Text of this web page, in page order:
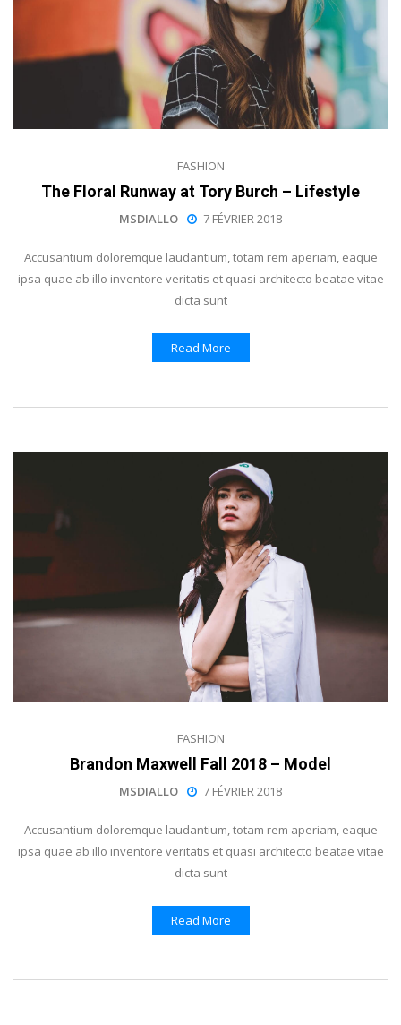
FASHION
The Floral Runway at Tory Burch – Lifestyle
MSDIALLO 7 FÉVRIER 2018
Accusantium doloremque laudantium, totam rem aperiam, eaque
ipsa quae ab illo inventore veritatis et quasi architecto beatae vitae
dicta sunt
Read More
FASHION
Brandon Maxwell Fall 2018 – Model
MSDIALLO 7 FÉVRIER 2018
Accusantium doloremque laudantium, totam rem aperiam, eaque
ipsa quae ab illo inventore veritatis et quasi architecto beatae vitae
dicta sunt
Read More